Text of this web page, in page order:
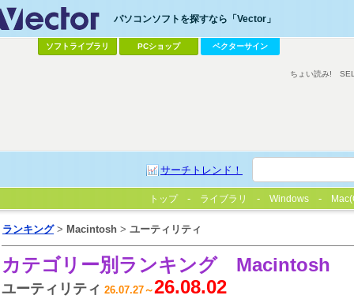
パソコンソフトを探すなら「Vector」
ソフトライブラリ PCショップ ベクターサイン
サーチトレンド！
ちょい読み!
トップ ライブラリ Windows
ランキング> Macintosh > ユーティリティ
カテゴリー別ランキング Macintosh
ユーティリティ 26.07.27～26.08.02